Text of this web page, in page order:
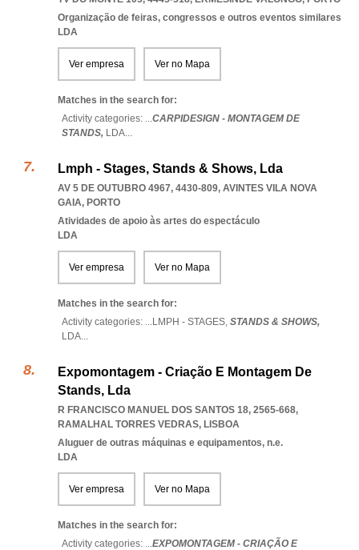
Organização de feiras, congressos e outros eventos similares
LDA
Ver empresa Ver no Mapa
Matches in the search for:
Activity categories: ...CARPIDESIGN - MONTAGEM DE
STANDS, LDA...
Lmph - Stages, Stands & Shows, Lda
AV 5 DE OUTUBRO 4967, 4430-809, AVINTES VILA NOVA
GAIA, PORTO
Atividades de apoio às artes do espectáculo
LDA
Ver empresa Ver no Mapa
Matches in the search for:
Activity categories: ...LMPH - STAGES, STANDS & SHOWS,
LDA...
Expomontagem - Criação E Montagem De
Stands, Lda
R FRANCISCO MANUEL DOS SANTOS 18, 2565-668,
RAMALHAL TORRES VEDRAS, LISBOA
Aluguer de outras máquinas e equipamentos, n.e.
LDA
Ver empresa Ver no Mapa
Matches in the search for:
Activity categories: ...EXPOMONTAGEM - CRIAÇÃO E